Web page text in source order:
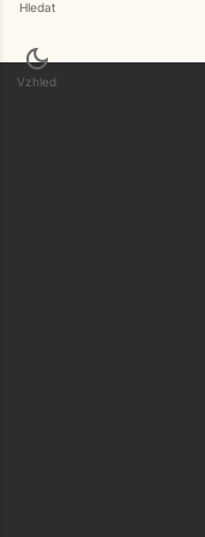
Hledat
dark_mode
Vzhled